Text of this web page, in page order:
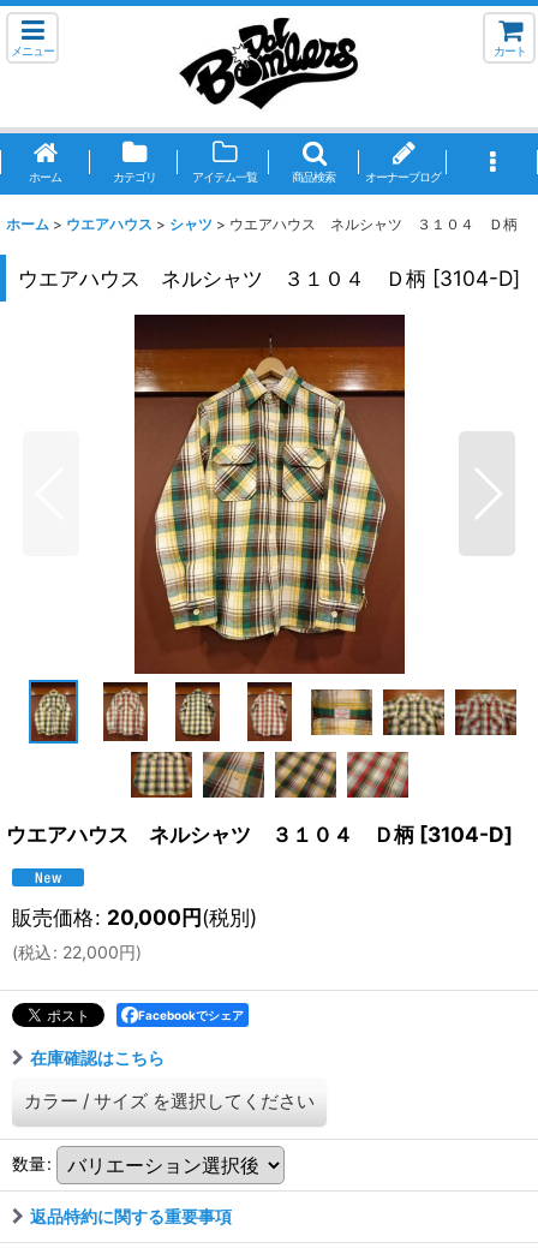
メニュー カート
ホーム カテゴリ アイテム一覧 商品検索 オーナーブログ
ホーム > ウエアハウス > シャツ > ウエアハウス ネルシャツ ３１０４ Ｄ柄
ウエアハウス ネルシャツ ３１０４ Ｄ柄 [3104-D]
ウエアハウス ネルシャツ ３１０４ Ｄ柄 [3104-D]
販売価格: 20,000円(税別)
(税込: 22,000円)
Facebookでシェア
在庫確認はこちら
カラー / サイズ を選択してください
数量:
返品特約に関する重要事項